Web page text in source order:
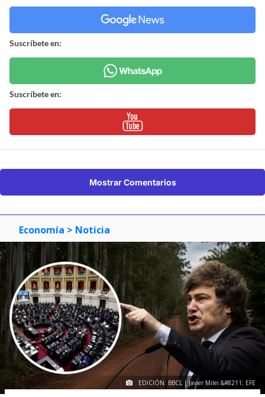
Suscríbete en:
Suscríbete en:
Mostrar Comentarios
Economía > Noticia
EDICIÓN: BBCL | Javier Milei &#8211; EFE